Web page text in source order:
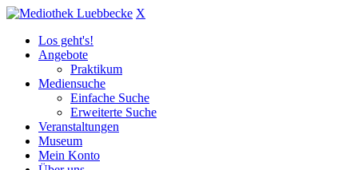
X
Los geht's!
Angebote
Praktikum
Mediensuche
Einfache Suche
Erweiterte Suche
Veranstaltungen
Museum
Mein Konto